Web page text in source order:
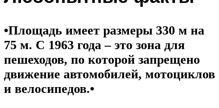
•Площадь имеет размеры 330 м на
75 м. С 1963 года – это зона для
пешеходов, по которой запрещено
движение автомобилей, мотоциклов
и велосипедов.•